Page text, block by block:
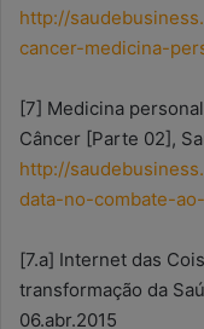
http://
cancer-medicina-
[7] Medicina
Câncer [Parte 02],
http://
data-no-combate-
[7.a] Internet das
transformação da
06.abr.2015